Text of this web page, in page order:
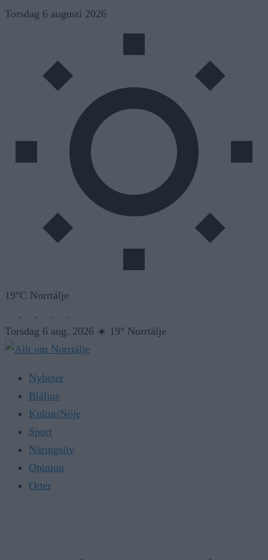
Skip
Torsdag 6 augusti 2026
19°C Norrtälje
Torsdag 6 aug. 2026 ☀️ 19° Norrtälje
Nyheter
Blåljus
Kultur/Nöje
Sport
Näringsliv
Opinion
Orter